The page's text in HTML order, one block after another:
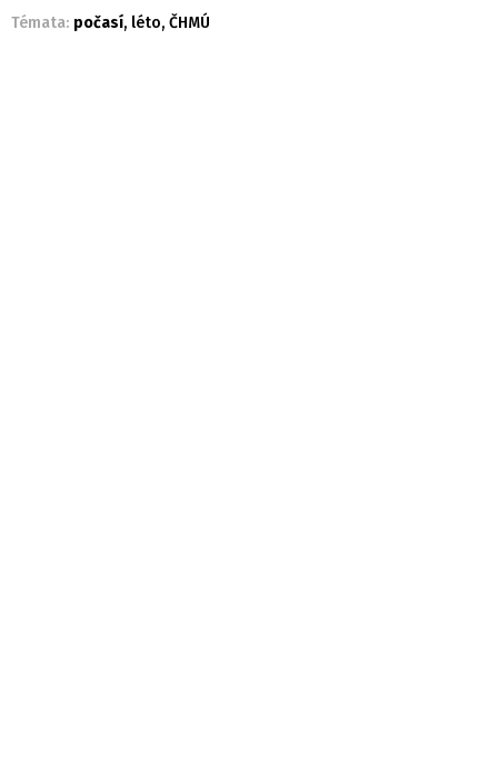
Témata: počasí, léto, ČHMÚ